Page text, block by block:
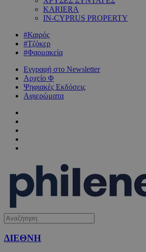
KARIERA
IN-CYPRUS PROPERTY
#Καιρός
#Τζόκερ
#Φαρμακεία
Εγγραφή στο Newsletter
Αρχείο Φ
Ψηφιακές Εκδόσεις
Αφιερώματα
ΔΙΕΘΝΗ